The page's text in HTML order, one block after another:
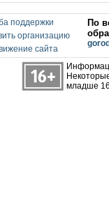
поддержки
организацию
сайта
По
младше